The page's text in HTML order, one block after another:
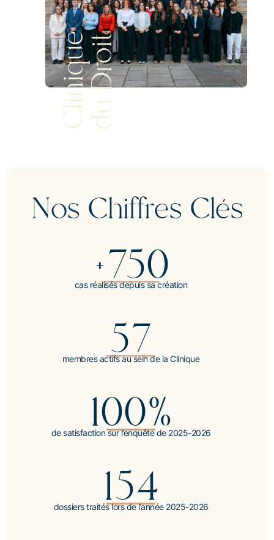
C
l
i
n
i
q
u
e
d
u
D
r
o
it
Nos Chiffres Clés
+750
cas réalisés depuis sa création
57
membres actifs au sein de la Clinique
100%
de satisfaction sur l’enquête de 2025-2026
154
dossiers traités lors de l’année 2025-2026